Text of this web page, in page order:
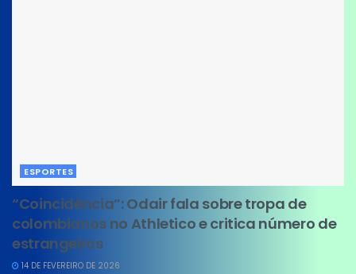
ESPORTES
“Coincidência”: Odair fala sobre tropa de
colombianos no Athletico e critica número de
estrangeiros
14 DE FEVEREIRO DE 2026